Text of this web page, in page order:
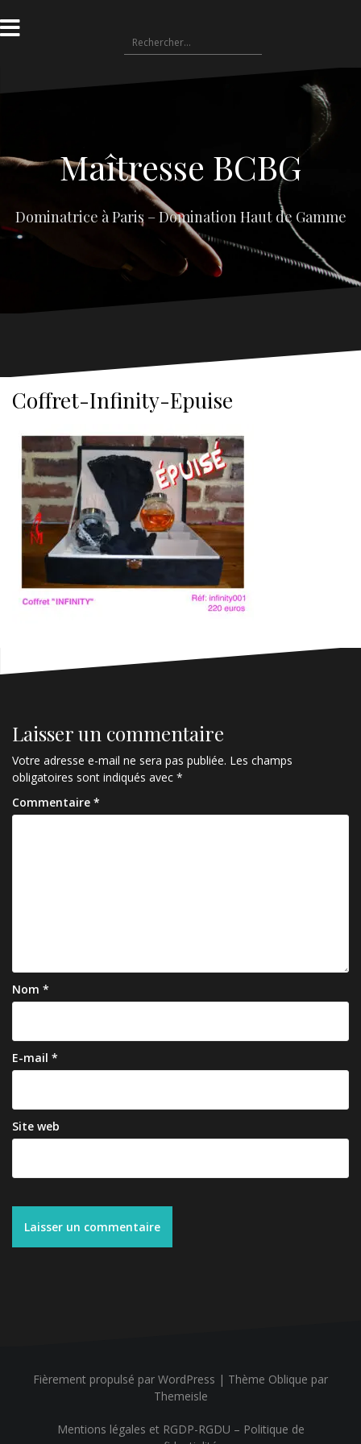
au
contenu
Rechercher :
Maîtresse BCBG
Dominatrice à Paris – Domination Haut de Gamme
Coffret-Infinity-Epuise
Laisser un commentaire
Votre adresse e-mail ne sera pas publiée. Les champs
obligatoires sont indiqués avec *
Commentaire *
Nom *
E-mail *
Site web
Fièrement propulsé par WordPress | Thème Oblique par
Themeisle
Mentions légales et RGDP-RGDU – Politique de